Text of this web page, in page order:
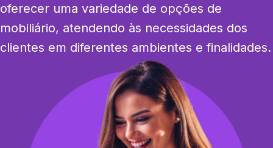
oferecer uma variedade de opções de
mobiliário, atendendo às necessidades dos
clientes em diferentes ambientes e finalidades.